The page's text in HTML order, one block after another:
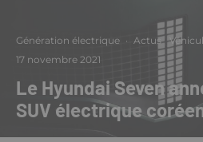
Génération électrique · Actus
17 novembre 2021
Le Hyundai Seven
SUV électrique